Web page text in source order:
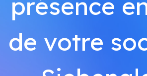
présence
de votre